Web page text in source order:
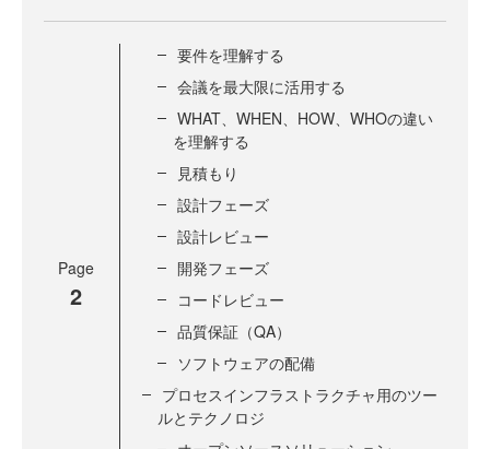
Page
2
要件を理解する
会議を最大限に活用する
WHAT、WHEN、HOW、WHOの違い
を理解する
見積もり
設計フェーズ
設計レビュー
開発フェーズ
コードレビュー
品質保証（QA）
ソフトウェアの配備
プロセスインフラストラクチャ用のツー
ルとテクノロジ